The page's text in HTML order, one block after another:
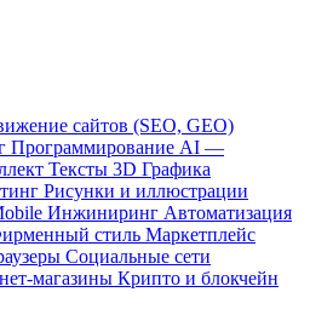
сайтов (SEO, GEO)
Программирование AI —
Тексты 3D Графика
Рисунки и иллюстрации
Инжиниринг Автоматизация
стиль Маркетплейс
Социальные сети
магазины Крипто и блокчейн